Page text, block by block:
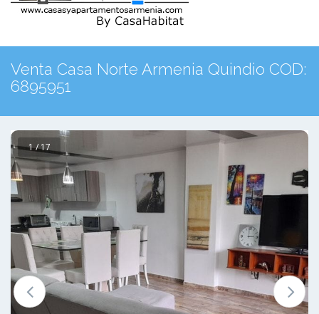
Venta Casa Norte Armenia Quindio COD:
6895951
1 / 17